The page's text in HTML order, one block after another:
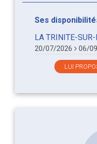
Ses
LA TRINITE-SUR-
20/07/2026 06/
LUI